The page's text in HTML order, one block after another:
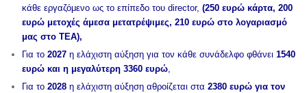
κάθε εργαζόμενο ως το επίπεδο του director,(250 ευρώ κάρτα, 200
ευρώ μετοχές άμεσα μετατρέψιμες, 210 ευρώ στο λογαριασμό
μας στο ΤΕΑ),
Για το2027 η ελάχιστη αύξηση για τον κάθε συνάδελφο φθάνει1540
ευρώ και η μεγαλύτερη 3360 ευρώ,
Για το2028 η ελάχιστη αύξηση αθροίζεται στα2380 ευρώ για τον